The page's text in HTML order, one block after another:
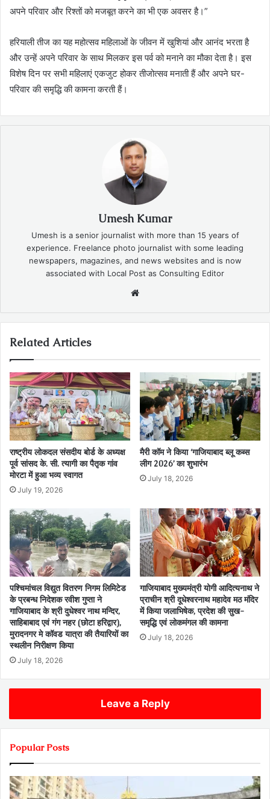
अपने परिवार और रिश्तों को मजबूत करने का भी एक अवसर है।”
हरियाली तीज का यह महोत्सव महिलाओं के जीवन में खुशियां और आनंद भरता है
और उन्हें अपने परिवार के साथ मिलकर इस पर्व को मनाने का मौका देता है। इस
विशेष दिन पर सभी महिलाएं एकजुट होकर तीजोत्सव मनाती हैं और अपने घर-
परिवार की समृद्धि की कामना करती हैं।
Umesh Kumar
Umesh is a senior journalist with more than 15 years of
experience. Freelance photo journalist with some leading
newspapers, magazines, and news websites and is now
associated with Local Post as Consulting Editor
Related Articles
राष्ट्रीय लोकदल संसदीय बोर्ड के अध्यक्ष
पूर्व सांसद के. सी. त्यागी का पैतृक गांव
मोरटा में हुआ भव्य स्वागत
July 19, 2026
मैरी कॉम ने किया ‘गाजियाबाद ब्लू कब्स
लीग 2026’ का शुभारंभ
July 18, 2026
पश्चिमांचल विद्युत वितरण निगम लिमिटेड
के प्रबन्ध निदेशक रवीश गुप्ता ने
गाजियाबाद के श्री दुधेश्वर नाथ मन्दिर,
साहिबाबाद एवं गंग नहर (छोटा हरिद्वार),
मुरादनगर मे कॉवड यात्रा की तैयारियों का
स्थलीन निरीक्षण किया
July 18, 2026
गाजियाबाद मुख्यमंत्री योगी आदित्यनाथ ने
प्राचीन श्री दूधेश्वरनाथ महादेव मठ मंदिर
में किया जलाभिषेक, प्रदेश की सुख-
समृद्धि एवं लोकमंगल की कामना
July 18, 2026
Leave a Reply
Popular Posts